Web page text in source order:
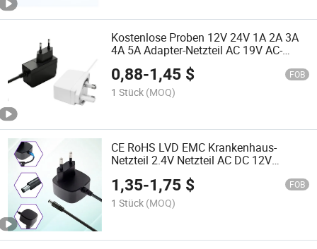
Kostenlose Proben 12V 24V 1A 2A 3A
4A 5A Adapter-Netzteil AC 19V AC-
Adapter für Robotersauger Universeller
Stecker Reise-Netzadapter mit UL FCC
GS CE SAA Kc PSE
0,88-1,45 $ FOB
1 Stück (MOQ)
CE RoHS LVD EMC Krankenhaus-
Netzteil 2.4V Netzteil AC DC 12V
Kostenlose Muster 3PCS Sind
verfügbar
1,35-1,75 $ FOB
1 Stück (MOQ)